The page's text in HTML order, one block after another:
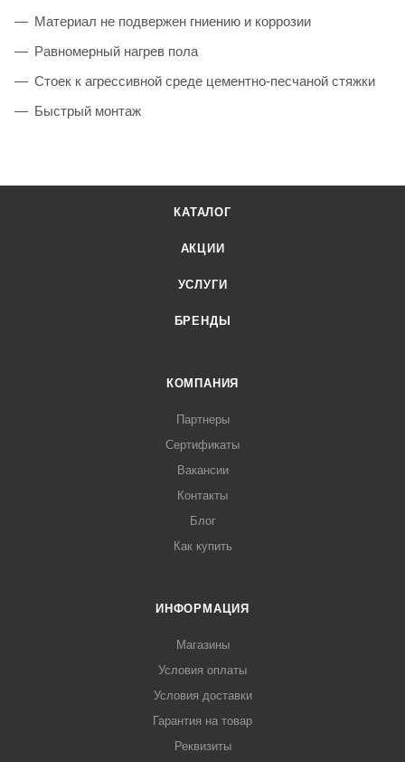
Материал не подвержен гниению и коррозии
Равномерный нагрев пола
Стоек к агрессивной среде цементно-песчаной стяжки
Быстрый монтаж
КАТАЛОГ
АКЦИИ
УСЛУГИ
БРЕНДЫ
КОМПАНИЯ
Партнеры
Сертификаты
Вакансии
Контакты
Блог
Как купить
ИНФОРМАЦИЯ
Магазины
Условия оплаты
Условия доставки
Гарантия на товар
Реквизиты